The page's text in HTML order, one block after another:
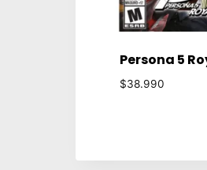
Persona 5
$38.990